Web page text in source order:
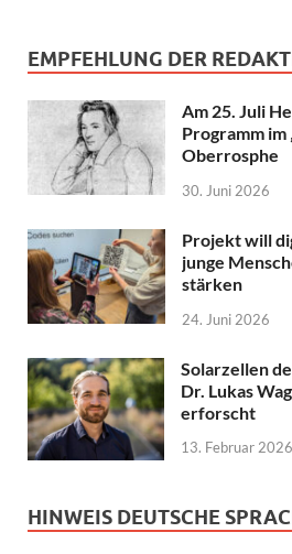
EMPFEHLUNG DER
Am 25. Juli
Programm im
Oberrosphe
30. Juni 2026
Projekt will
junge
stärken
24. Juni 2026
Solarzellen
Dr. Lukas
erforscht
13. Februar 2026
HINWEIS DEUTSCHE